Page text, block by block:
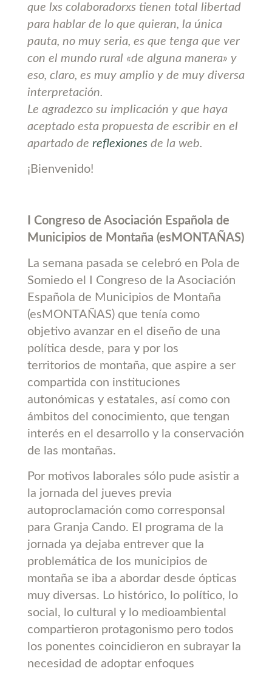
que lxs colaboradorxs tienen total libertad
para hablar de lo que quieran, la única
pauta, no muy seria, es que tenga que ver
con el mundo rural «de alguna manera» y
eso, claro, es muy amplio y de muy diversa
interpretación.
Le agradezco su implicación y que haya
aceptado esta propuesta de escribir en el
apartado de reflexionesde la web.
¡Bienvenido!
I Congreso de Asociación Española de
Municipios de Montaña (esMONTAÑAS)
La semana pasada se celebró en Pola de
Somiedo el I Congreso de la Asociación
Española de Municipios de Montaña
(esMONTAÑAS) que tenía como
objetivo avanzar en el diseño de una
política desde, para y por los
territorios de montaña, que aspire a ser
compartida con instituciones
autonómicas y estatales, así como con
ámbitos del conocimiento, que tengan
interés en el desarrollo y la conservación
de las montañas.
Por motivos laborales sólo pude asistir a
la jornada del jueves previa
autoproclamación como corresponsal
para Granja Cando. El programa de la
jornada ya dejaba entrever que la
problemática de los municipios de
montaña se iba a abordar desde ópticas
muy diversas. Lo histórico, lo político, lo
social, lo cultural y lo medioambiental
compartieron protagonismo pero todos
los ponentes coincidieron en subrayar la
necesidad de adoptar enfoques